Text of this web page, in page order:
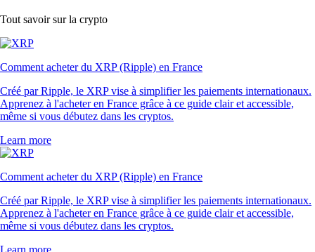
Tout savoir sur la crypto
Comment acheter du XRP (Ripple) en France
Créé par Ripple, le XRP vise à simplifier les paiements internationaux.
Apprenez à l'acheter en France grâce à ce guide clair et accessible,
même si vous débutez dans les cryptos.
Learn more
Comment acheter du XRP (Ripple) en France
Créé par Ripple, le XRP vise à simplifier les paiements internationaux.
Apprenez à l'acheter en France grâce à ce guide clair et accessible,
même si vous débutez dans les cryptos.